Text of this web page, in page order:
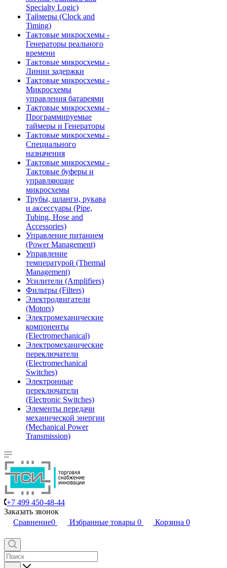
Specialty Logic)
Таймеры (Clock and
Timing)
Тактовые микросхемы -
Генераторы реального
времени
Тактовые микросхемы -
Линии задержки
Тактовые микросхемы -
Микросхемы
управления батареями
Тактовые микросхемы -
Программируемые
таймеры и Генераторы
Тактовые микросхемы -
Специального
назначения
Тактовые микросхемы -
Тактовые буферы и
управляющие
микросхемы
Трубы, шланги, рукава
и аксессуары (Pipe,
Tubing, Hose and
Accessories)
Управление питанием
(Power Management)
Управление
температурой (Thermal
Management)
Усилители (Amplifiers)
Фильтры (Filters)
Электродвигатели
(Motors)
Электромеханические
компоненты
(Electromechanical)
Электромеханические
переключатели
(Electromechanical
Switches)
Электронные
переключатели
(Electronic Switches)
Элементы передачи
механической энергии
(Mechanical Power
Transmission)
+7 499 450-48-44
Заказать звонок
Сравнение0 Избранные товары 0 Корзина 0